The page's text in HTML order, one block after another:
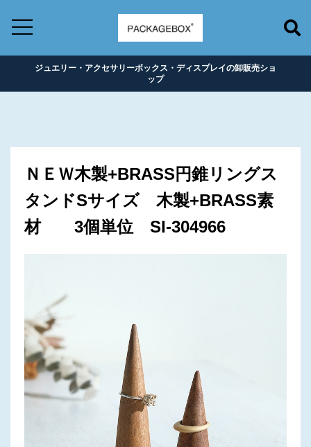
ジュエリー・アクセサリーボックス・ディスプレイの卸販売ショ
ップ
ＮＥＷ木製+BRASS円錐リングス
タンドSサイズ 木製+BRASS素
材 3個単位 SI-304966